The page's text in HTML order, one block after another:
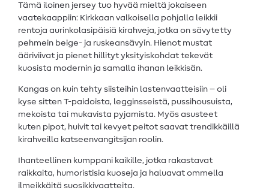
Tämä iloinen jersey tuo hyvää mieltä jokaiseen
vaatekaappiin: Kirkkaan valkoisella pohjalla leikkii
rentoja aurinkolasipäisiä kirahveja, jotka on sävytetty
pehmein beige- ja ruskeansävyin. Hienot mustat
ääriviivat ja pienet hillityt yksityiskohdat tekevät
kuosista modernin ja samalla ihanan leikkisän.
Kangas on kuin tehty siisteihin lastenvaatteisiin – oli
kyse sitten T-paidoista, legginsseistä, pussihousuista,
mekoista tai mukavista pyjamista. Myös asusteet
kuten pipot, huivit tai kevyet peitot saavat trendikkäillä
kirahveilla katseenvangitsijan roolin.
Ihanteellinen kumppani kaikille, jotka rakastavat
raikkaita, humoristisia kuoseja ja haluavat ommella
ilmeikkäitä suosikkivaatteita.